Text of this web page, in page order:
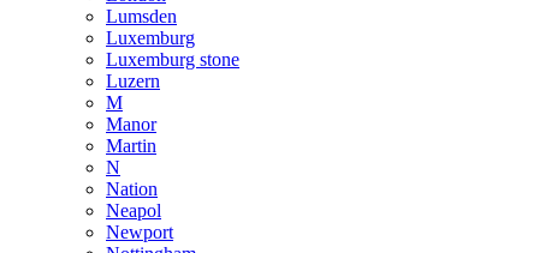
Lumsden
Luxemburg
Luxemburg stone
Luzern
M
Manor
Martin
N
Nation
Neapol
Newport